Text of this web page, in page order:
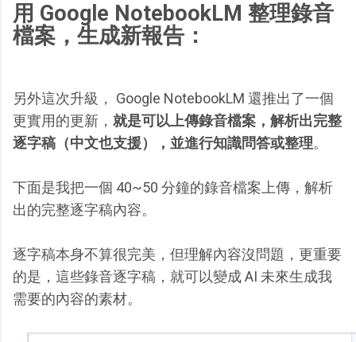
用 Google NotebookLM 整理錄音
檔案，生成新報告：
另外這次升級， Google NotebookLM 還推出了一個
更實用的更新， 就是可以上傳錄音檔案，解析出完整
逐字稿（中文也支援），並進行知識問答或整理。
下面是我把一個 40~50 分鐘的錄音檔案上傳，解析
出的完整逐字稿內容。
逐字稿本身不算很完美，但理解內容沒問題，更重要
的是，這些錄音逐字稿，就可以變成 AI 未來生成我
需要的內容的素材。